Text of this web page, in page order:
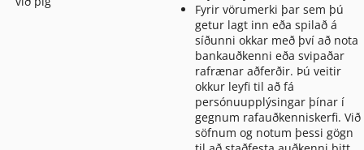
Fyrir vörumerki þar sem þú
getur lagt inn eða spilað á
síðunni okkar með því að nota
bankauðkenni eða svipaðar
rafrænar aðferðir. Þú veitir
okkur leyfi til að fá
persónuupplýsingar þínar í
gegnum rafauðkenniskerfi. Við
söfnum og notum þessi gögn